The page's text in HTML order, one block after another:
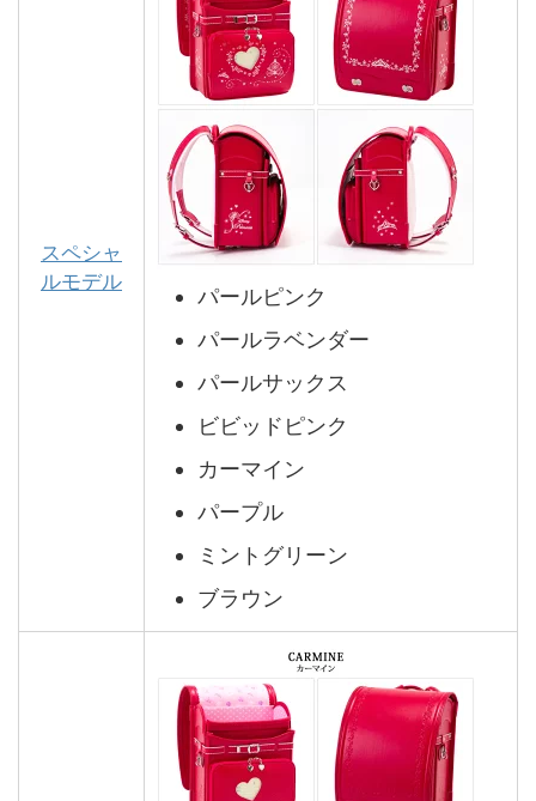
スペシャ
ルモデル
パールピンク
パールラベンダー
パールサックス
ビビッドピンク
カーマイン
パープル
ミントグリーン
ブラウン